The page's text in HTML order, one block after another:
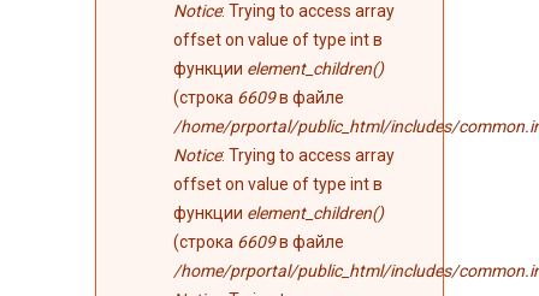
Notice: Trying to access array
offset on value of type int в
функции element_children()
(строка 6609в файле
/home/prportal/public_html/includes/
Notice: Trying to access array
offset on value of type int в
функции element_children()
(строка 6609в файле
/home/prportal/public_html/includes/